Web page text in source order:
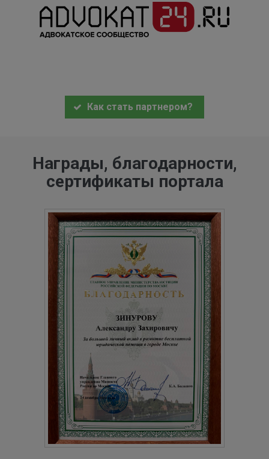
Как стать партнером?
Награды, благодарности,
сертификаты портала